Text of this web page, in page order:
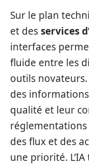
Sur le plan
et desservices
interfaces
fluide entre les
outils
des
qualité et leur
réglementations
des flux et des
une priorité.